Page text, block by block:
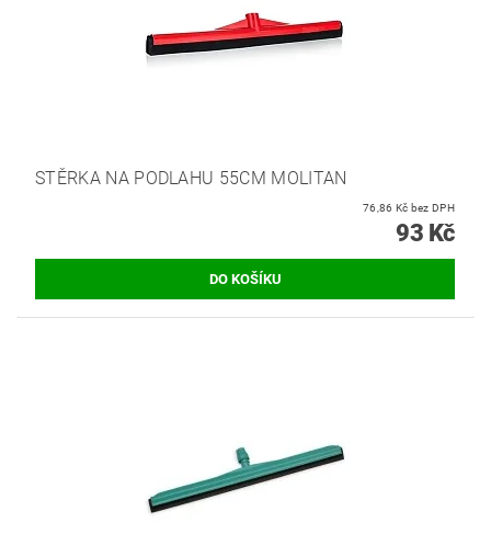
STĚRKA NA PODLAHU 55CM MOLITAN
76,86 Kč bez DPH
93 Kč